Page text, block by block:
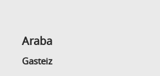
Araba
Gasteiz